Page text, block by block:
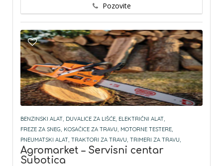
Pozovite
BENZINSKI ALAT, DUVALICE ZA LIŠĆE, ELEKTRIČNI ALAT,
FREZE ZA SNEG, KOSAČICE ZA TRAVU, MOTORNE TESTERE,
PNEUMATSKI ALAT, TRAKTORI ZA TRAVU, TRIMERI ZA TRAVU,
Agromarket – Servisni centar
Subotica